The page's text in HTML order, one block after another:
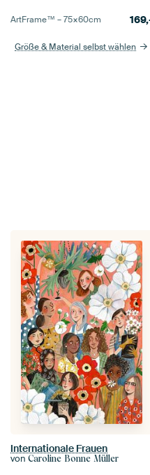
ArtFrame™ –75×60cm
Größe & Material selbst wählen
Internationale Frauen
von Caroline Bonne Müller